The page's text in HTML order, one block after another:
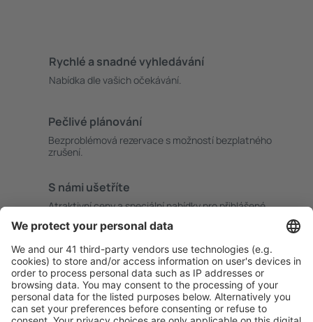
Rychlé a snadné vyhledávání
Nabídka dle vašich očekávání.
Pečlivé plánování
Bezproblémová rezervace s možností bezplatného
zrušení.
S námi ušetříte
Atraktivní ceny a speciální nabídky pro přihlášené
Ubytování dle vašeho gusta
Vyberte si z více než 1.3 milionu zařízení: hotelů,
apartmánů, chat a dalších.